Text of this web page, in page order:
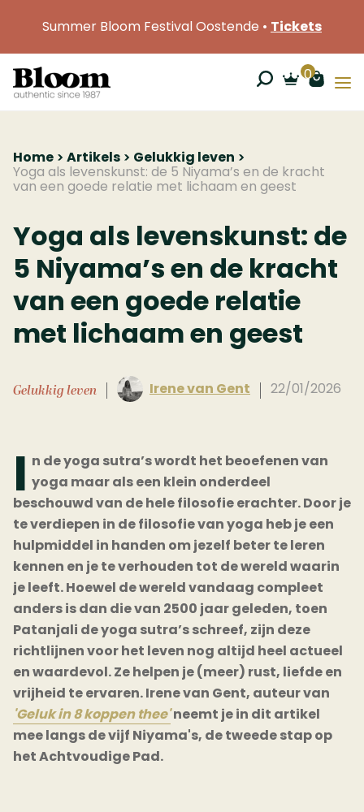
Summer Bloom Festival Oostende • Tickets
0
Home Artikels Gelukkig leven
Yoga als levenskunst: de 5 Niyama’s en de kracht
van een goede relatie met lichaam en geest
Yoga als levenskunst: de
5 Niyama’s en de kracht
van een goede relatie
met lichaam en geest
Gelukkig leven Irene van Gent 22/01/2026
I n de yoga sutra’s wordt het beoefenen van
yoga maar als een klein onderdeel
beschouwd van de hele filosofie erachter. Door je
te verdiepen in de filosofie van yoga heb je een
hulpmiddel in handen om jezelf beter te leren
kennen en je te verhouden tot de wereld waarin
je leeft. Hoewel de wereld vandaag compleet
anders is dan die van 2500 jaar geleden, toen
Patanjali de yoga sutra’s schreef, zijn deze
richtlijnen voor het leven nog altijd heel actueel
en waardevol. Ze helpen je (meer) rust, liefde en
vrijheid te ervaren. Irene van Gent, auteur van
'Geluk in 8 koppen thee'neemt je in dit artikel
mee langs de vijf Niyama's, de tweede stap op
het Achtvoudige Pad.